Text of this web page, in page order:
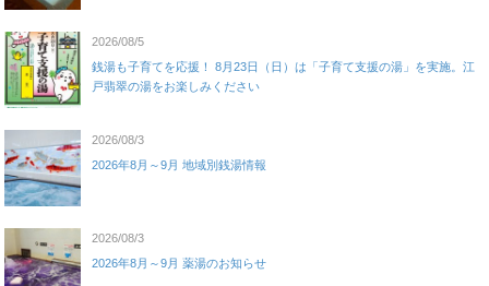
2026/08/5
銭湯も子育てを応援！ 8月23日（日）は「子育て支援の湯」を実施。江
戸翡翠の湯をお楽しみください
2026/08/3
2026年8月～9月 地域別銭湯情報
2026/08/3
2026年8月～9月 薬湯のお知らせ